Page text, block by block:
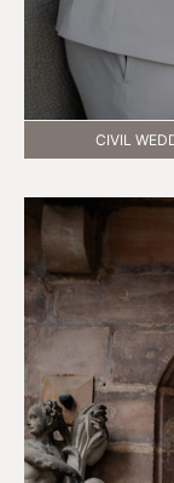
CIVIL